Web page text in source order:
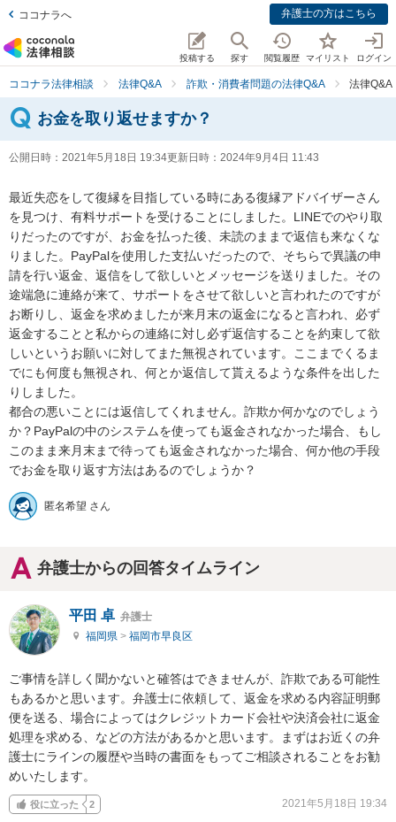
ココナラへ 弁護士の方はこちら
投稿する 探す 閲覧履歴 マイリスト ログイン
ココナラ法律相談 法律Q&A 詐欺・消費者問題の法律Q&A 法律Q&A
お金を取り返せますか？
公開日時： 2021年5月18日 19:34更新日時： 2024年9月4日 11:43
最近失恋をして復縁を目指している時にある復縁アドバイザーさん
を見つけ、有料サポートを受けることにしました。LINEでのやり取
りだったのですが、お金を払った後、未読のままで返信も来なくな
りました。PayPalを使用した支払いだったので、そちらで異議の申
請を行い返金、返信をして欲しいとメッセージを送りました。その
途端急に連絡が来て、サポートをさせて欲しいと言われたのですが
お断りし、返金を求めましたが来月末の返金になると言われ、必ず
返金することと私からの連絡に対し必ず返信することを約束して欲
しいというお願いに対してまた無視されています。ここまでくるま
でにも何度も無視され、何とか返信して貰えるような条件を出した
りしました。
都合の悪いことには返信してくれません。詐欺か何かなのでしょう
か？PayPalの中のシステムを使っても返金されなかった場合、もし
このまま来月末まで待っても返金されなかった場合、何か他の手段
でお金を取り返す方法はあるのでしょうか？
匿名希望 さん
弁護士からの回答タイムライン
平田 卓 弁護士
福岡県 > 福岡市早良区
ご事情を詳しく聞かないと確答はできませんが、詐欺である可能性
もあるかと思います。弁護士に依頼して、返金を求める内容証明郵
便を送る、場合によってはクレジットカード会社や決済会社に返金
処理を求める、などの方法があるかと思います。まずはお近くの弁
護士にラインの履歴や当時の書面をもってご相談されることをお勧
めいたします。
役に立った 2 2021年5月18日 19:34